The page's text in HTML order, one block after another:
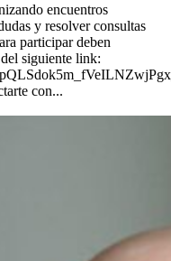
encuentros
y resolver consultas
participar deben
siguiente link:
con...